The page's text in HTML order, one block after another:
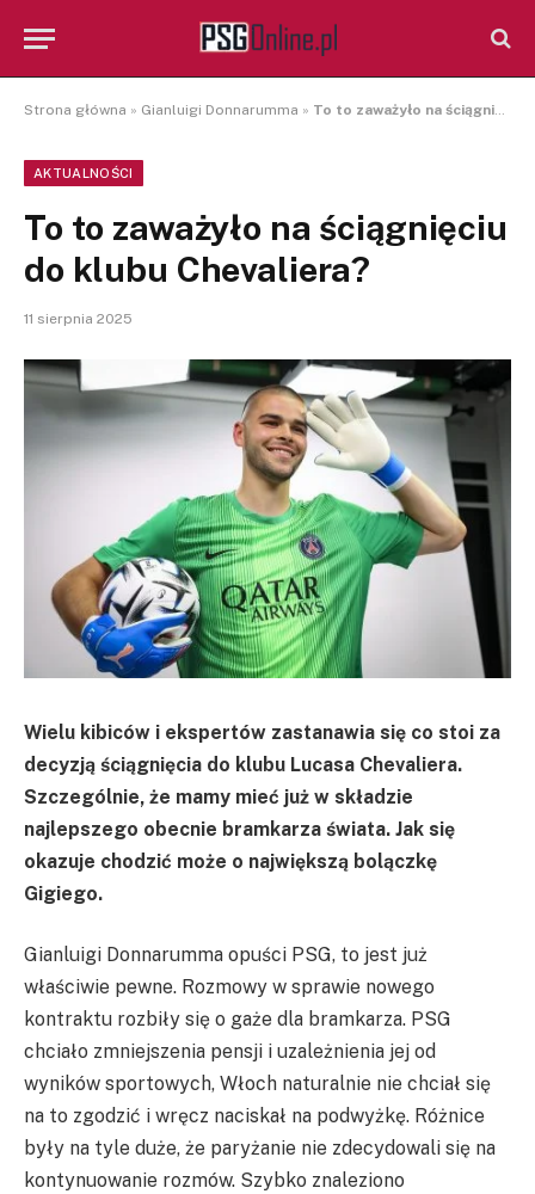
Strona główna » Gianluigi Donnarumma » To to zaważyło na ściągnięciu do klubu Chevaliera?
AKTUALNOŚCI
To to zaważyło na ściągnięciu
do klubu Chevaliera?
11 sierpnia 2025
Wielu kibiców i ekspertów zastanawia się co stoi za
decyzją ściągnięcia do klubu Lucasa Chevaliera.
Szczególnie, że mamy mieć już w składzie
najlepszego obecnie bramkarza świata. Jak się
okazuje chodzić może o największą bolączkę
Gigiego.
Gianluigi Donnarumma opuści PSG, to jest już
właściwie pewne. Rozmowy w sprawie nowego
kontraktu rozbiły się o gaże dla bramkarza. PSG
chciało zmniejszenia pensji i uzależnienia jej od
wyników sportowych, Włoch naturalnie nie chciał się
na to zgodzić i wręcz naciskał na podwyżkę. Różnice
były na tyle duże, że paryżanie nie zdecydowali się na
kontynuowanie rozmów. Szybko znaleziono